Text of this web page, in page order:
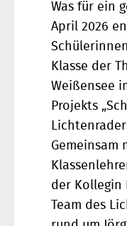
Was für ein
April 2026
Klasse der
Weißensee
Projekts
Gemeinsam
der Kollegin
Team des